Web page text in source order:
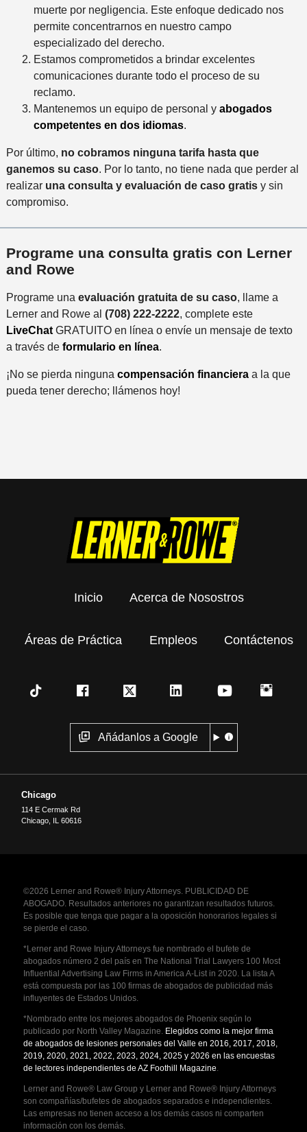
muerte por negligencia. Este enfoque dedicado nos
permite concentrarnos en nuestro campo
especializado del derecho.
Estamos comprometidos a brindar excelentes
comunicaciones durante todo el proceso de su
reclamo.
Mantenemos un equipo de personal y abogados
competentes en dos idiomas.
Por último, no cobramos ninguna tarifa hasta que
ganemos su caso. Por lo tanto, no tiene nada que perder al
realizar una consulta y evaluación de caso gratis y sin
compromiso.
Programe una consulta gratis con Lerner
and Rowe
Programe una evaluación gratuita de su caso, llame a
Lerner and Rowe al (708) 222-2222, complete este
LiveChatGRATUITO en línea o envíe un mensaje de texto
a través de formulario en línea.
¡No se pierda ninguna compensación financieraa la que
pueda tener derecho; llámenos hoy!
Inicio Acerca de Nosostros
Áreas de Práctica Empleos Contáctenos
Añádanlos a Google
Chicago
114 E Cermak Rd
Chicago, IL 60616
©2026 Lerner and Rowe® Injury Attorneys. PUBLICIDAD DE
ABOGADO. Resultados anteriores no garantizan resultados futuros.
Es posible que tenga que pagar a la oposición honorarios legales si
se pierde el caso.
*Lerner and Rowe Injury Attorneys fue nombrado el bufete de
abogados número 2 del país en The National Trial Lawyers 100 Most
Influential Advertising Law Firms in America A-List in 2020. La lista A
está compuesta por las 100 firmas de abogados de publicidad más
influyentes de Estados Unidos.
*Nombrado entre los mejores abogados de Phoenix según lo
publicado por North Valley Magazine. Elegidos como la mejor firma
de abogados de lesiones personales del Valle en 2016, 2017, 2018,
2019, 2020, 2021, 2022, 2023, 2024, 2025 y 2026 en las encuestas
de lectores independientes de AZ Foothill Magazine.
Lerner and Rowe® Law Group y Lerner and Rowe® Injury Attorneys
son compañías/bufetes de abogados separados e independientes.
Las empresas no tienen acceso a los demás casos ni comparten
información con los demás.